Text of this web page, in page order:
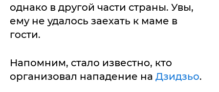
однако в другой части страны. Увы,
ему не удалось заехать к маме в
гости.
Напомним, стало известно, кто
организовал нападение на Дзидзьо.